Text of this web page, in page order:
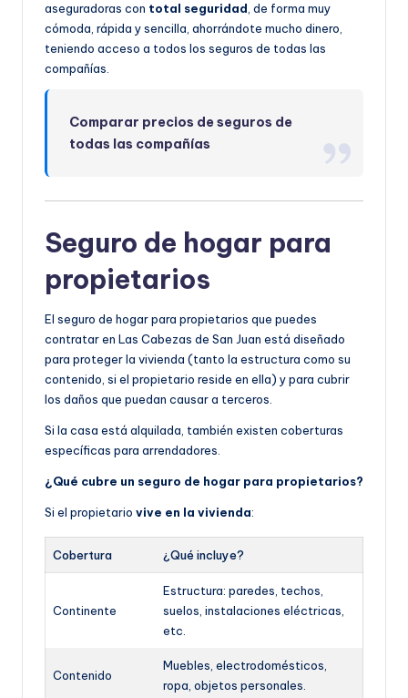
aseguradoras con total seguridad, de forma muy
cómoda, rápida y sencilla, ahorrándote mucho dinero,
teniendo acceso a todos los seguros de todas las
compañías.
Comparar precios de seguros de
todas las compañías
Seguro de hogar para
propietarios
El seguro de hogar para propietarios que puedes
contratar en Las Cabezas de San Juan está diseñado
para proteger la vivienda (tanto la estructura como su
contenido, si el propietario reside en ella) y para cubrir
los daños que puedan causar a terceros.
Si la casa está alquilada, también existen coberturas
específicas para arrendadores.
¿Qué cubre un seguro de hogar para propietarios?
Si el propietario vive en la vivienda:
Cobertura ¿Qué incluye?
Continente
Estructura: paredes, techos,
suelos, instalaciones eléctricas,
etc.
Contenido
Muebles, electrodomésticos,
ropa, objetos personales.